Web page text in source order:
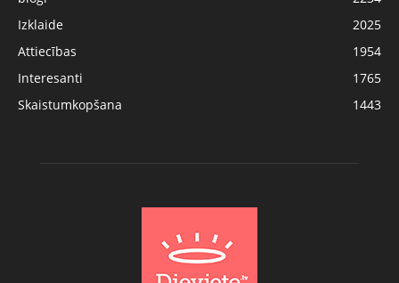
Izklaide
2025
Attiecības
1954
Interesanti
1765
Skaistumkopšana
1443